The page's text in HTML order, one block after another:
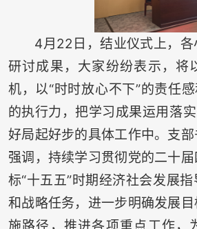
4月22日，结业仪式上，
研讨成果，大家纷纷表示，将
机，以“时时放心不下”的责任
的执行力，把学习成果运用落
好局起好步的具体工作中。支
强调，持续学习贯彻党的二十
标“十五五”时期经济社会发展
和战略任务，进一步明确发展